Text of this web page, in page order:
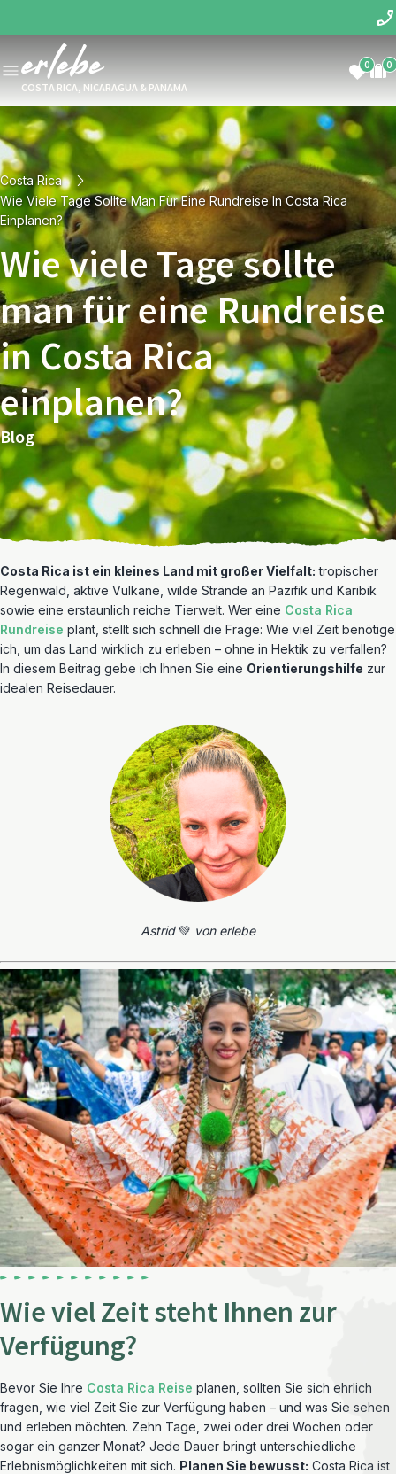
COSTA RICA, NICARAGUA & PANAMA
0 0
Costa Rica
Wie Viele Tage Sollte Man Für Eine Rundreise In Costa Rica
Einplanen?
Wie viele Tage sollte
man für eine Rundreise
in Costa Rica
einplanen?
Blog
Costa Rica ist ein kleines Land mit großer Vielfalt: tropischer
Regenwald, aktive Vulkane, wilde Strände an Pazifik und Karibik
sowie eine erstaunlich reiche Tierwelt. Wer eine Costa Rica
Rundreise plant, stellt sich schnell die Frage: Wie viel Zeit benötige
ich, um das Land wirklich zu erleben – ohne in Hektik zu verfallen?
In diesem Beitrag gebe ich Ihnen Sie eine Orientierungshilfe zur
idealen Reisedauer.
Astrid💚 von erlebe
Wie viel Zeit steht Ihnen zur
Verfügung?
Bevor Sie Ihre Costa Rica Reise planen, sollten Sie sich ehrlich
fragen, wie viel Zeit Sie zur Verfügung haben – und was Sie sehen
und erleben möchten. Zehn Tage, zwei oder drei Wochen oder
sogar ein ganzer Monat? Jede Dauer bringt unterschiedliche
Erlebnismöglichkeiten mit sich. Planen Sie bewusst: Costa Rica ist